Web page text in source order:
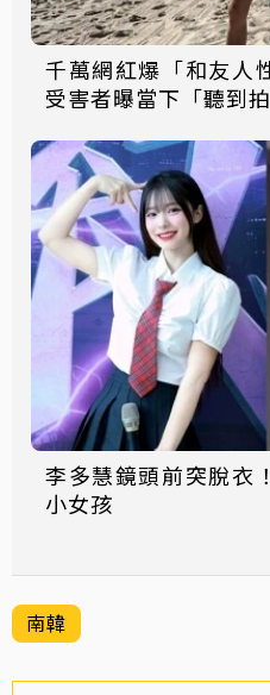
千萬網紅爆「和友人
受害者曝當下「聽到拍
李多慧鏡頭前突脫衣
小女孩
南韓